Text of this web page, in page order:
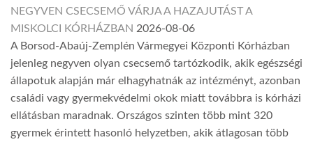
NEGYVEN CSECSEMŐ VÁRJA A HAZAJUTÁST A
MISKOLCI KÓRHÁZBAN 2026-08-06
A Borsod-Abaúj-Zemplén Vármegyei Központi Kórházban
jelenleg negyven olyan csecsemő tartózkodik, akik egészségi
állapotuk alapján már elhagyhatnák az intézményt, azonban
családi vagy gyermekvédelmi okok miatt továbbra is kórházi
ellátásban maradnak. Országos szinten több mint 320
gyermek érintett hasonló helyzetben, akik átlagosan több